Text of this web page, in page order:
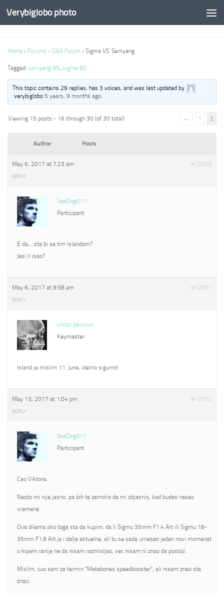
Verybiglobo photo
Home › Forums › Q&A Forum › Sigma VS. Samyang
Tagged: samyang 85, sigma 85
This topic contains 29 replies, has 3 voices, and was last updated by
verybiglobo 5 years, 9 months ago.
Viewing 15 posts - 16 through 30 (of 30 total) ← 1 2
Author Posts
May 6, 2017 at 7:23 am #12050
REPLY
SeaDog011
Participant
E da,…sta bi sa tim Islandom?
Jesi li isao?
May 6, 2017 at 9:58 am #12051
REPLY
viktor pavlovic
Keymaster
Island je mislim 11. Juna, idemo sigurno!
May 13, 2017 at 1:04 pm #12100
REPLY
SeaDog011
Participant
Cao Viktore,
Nesto mi nije jasno, pa bih te zamolio da mi objasnis, kad budes nasao
vremena.
Ova dilema oko toga sta da kupim, da li Sigmu 35mm F1.4 Art ili Sigmu 18-
35mm F1.8 Art je i dalje aktuelna, ali tu se sada umesao jedan novi momenat
o kojem ranije ne da nisam razmisljao, vec nisam ni znao da postoji.
Mislim, cuo sam za termin “Metabones speedbooster”, ali nisam znao sta
znaci.